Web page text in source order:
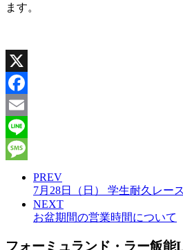
ます。
X
Facebook
Email
Line
Message
PREV
7月28日（日） 学生耐久レー
NEXT
お盆期間の営業時間について
フォーミュランド・ラー飯能